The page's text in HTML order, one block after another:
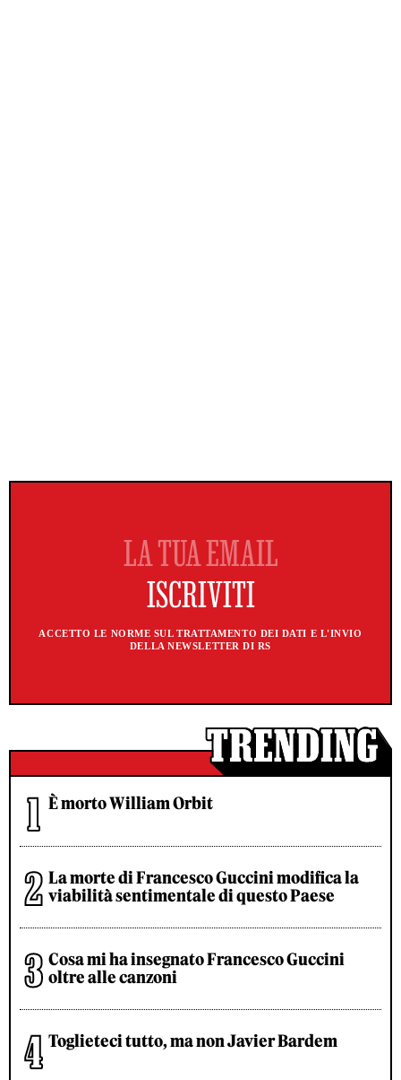
ACCETTO LE NORME SUL TRATTAMENTO DEI DATI E L'INVIO
DELLA NEWSLETTER DI RS
È morto William Orbit
La morte di Francesco Guccini modifica la
viabilità sentimentale di questo Paese
Cosa mi ha insegnato Francesco Guccini
oltre alle canzoni
Toglieteci tutto, ma non Javier Bardem